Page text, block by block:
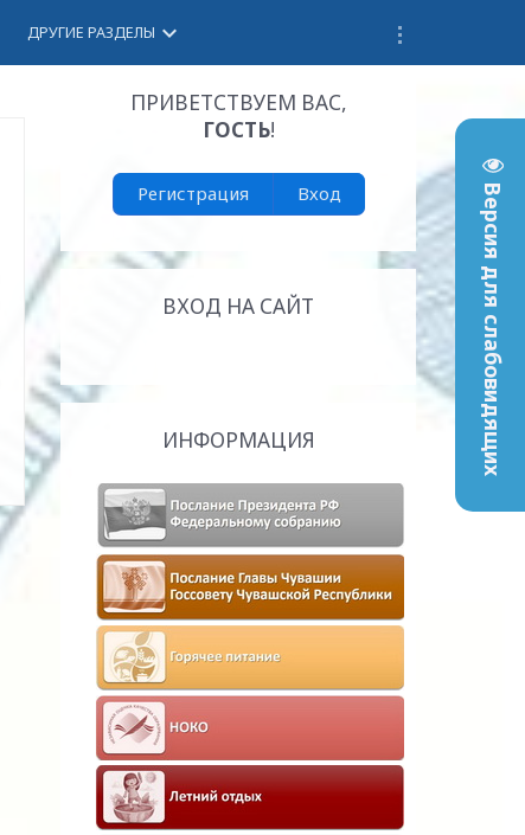
Версия для слабовидящих
ДРУГИЕ РАЗДЕЛЫ keyboard_arrow_down
ПРИВЕТСТВУЕМ ВАС,
ГОСТЬ!
Регистрация Вход
ВХОД НА САЙТ
ИНФОРМАЦИЯ